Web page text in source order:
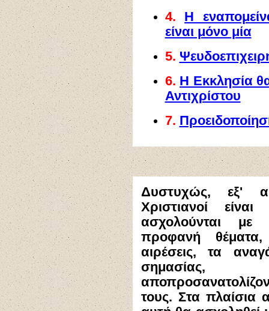
4.
Η
είναι μόνο μία
5.
6. Η Εκκλησία
Αντιχρίστου
7.
Δυστυχώς, εξ'
Χριστιανοί
ασχολούνται με
προφανή
αιρέσεις, τα
σημασίας,
τους. Στα πλαίσια